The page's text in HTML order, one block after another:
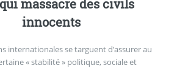
massacre des civils
innocents
internationales se targuent d’assurer au
« stabilité » politique, sociale et